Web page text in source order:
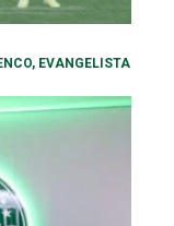
EVANGELISTA